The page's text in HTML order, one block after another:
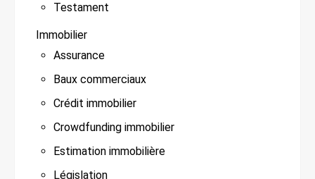
Testament
Immobilier
Assurance
Baux commerciaux
Crédit immobilier
Crowdfunding immobilier
Estimation immobilière
Législation